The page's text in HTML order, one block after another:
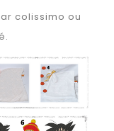
colissimo ou